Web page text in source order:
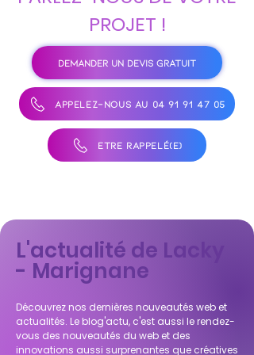
PROJET !
DEMANDER UN DEVIS GRATUIT
APPELEZ-NOUS AU 04 91 91 47 05
ÊTRE RAPPELÉ(E)
L'actualité de Lacky
- Marignane
Découvrez nos dernières nouveautés web et
actualités. Le blog'actu, c'est aussi le rendez-
vous des nouveautés du web et des
innovations aussi surprenantes que créatives